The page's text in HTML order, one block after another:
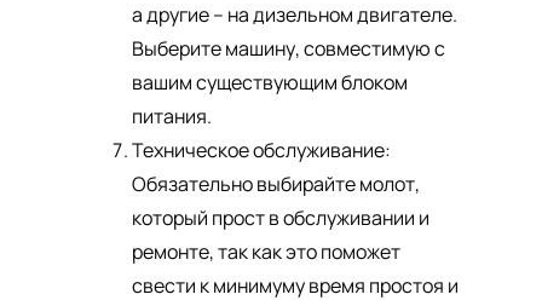
а другие – на дизельном двигателе.
Выберите машину, совместимую с
вашим существующим блоком
питания.
Техническое обслуживание:
Обязательно выбирайте молот,
который прост в обслуживании и
ремонте, так как это поможет
свести к минимуму время простоя и